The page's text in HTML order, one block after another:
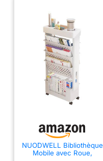
de table adaptée aux enfants et
aux adultes! Ramener la lampe
sans fil rechargeable & lampes
de table à la maison.
NUODWELL Bibliothèque
Mobile avec Roue,